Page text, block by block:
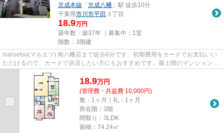
京成本線 「 京成八幡 」駅 徒歩10分
千葉県市川市平田 ３丁目
18.9万円
築年数：築37年 ｜募集中： 1室
階数：3階建
maruetsu(マルエツ) 南八幡店まで徒歩6分です。初期費用をカードでお支払いい
ただけるので、カードで決済したい方にもおすすめです。最上階のマンションで
す。始発駅なので、通勤の際...
18.9万円
(管理費・共益費 10,000円)
敷：1ヶ月｜礼：1ヶ月
所在階：3階
間取り：3LDK
面積：74.24㎡